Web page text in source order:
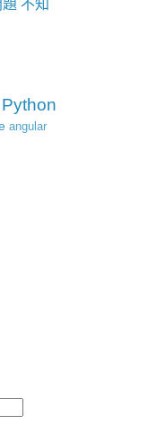
不知
Python
angular